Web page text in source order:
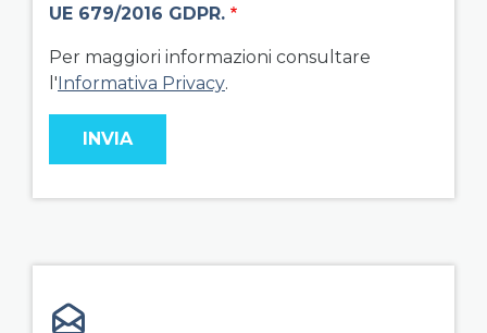
UE 679/2016 GDPR.
Per maggiori informazioni consultare
l'Informativa Privacy.
field group right